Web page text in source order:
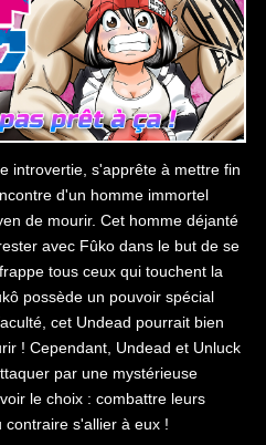
introvertie, s'apprête à mettre fin
d'un homme immortel
de mourir. Cet homme déjanté
avec Fûko dans le but de se
tous ceux qui touchent la
possède un pouvoir spécial
cet Undead pourrait bien
! Cependant, Undead et Unluck
par une mystérieuse
le choix : combattre leurs
contraire s'allier à eux !